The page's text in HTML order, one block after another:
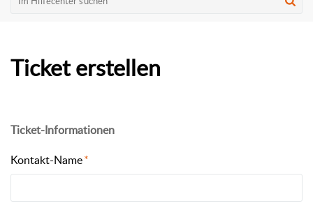
Ticket erstellen
Ticket-Informationen
Kontakt-Name